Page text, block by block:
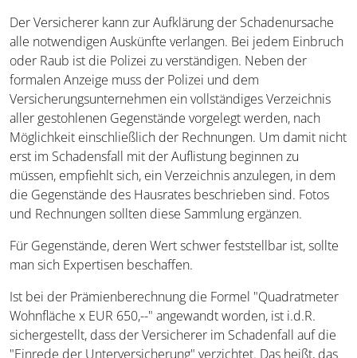
Der Versicherer kann zur Aufklärung der Schadenursache
alle notwendigen Auskünfte verlangen. Bei jedem Einbruch
oder Raub ist die Polizei zu verständigen. Neben der
formalen Anzeige muss der Polizei und dem
Versicherungsunternehmen ein vollständiges Verzeichnis
aller gestohlenen Gegenstände vorgelegt werden, nach
Möglichkeit einschließlich der Rechnungen. Um damit nicht
erst im Schadensfall mit der Auflistung beginnen zu
müssen, empfiehlt sich, ein Verzeichnis anzulegen, in dem
die Gegenstände des Hausrates beschrieben sind. Fotos
und Rechnungen sollten diese Sammlung ergänzen.
Für Gegenstände, deren Wert schwer feststellbar ist, sollte
man sich Expertisen beschaffen.
Ist bei der Prämienberechnung die Formel "Quadratmeter
Wohnfläche x EUR 650,--" angewandt worden, ist i.d.R.
sichergestellt, dass der Versicherer im Schadenfall auf die
"Einrede der Unterversicherung" verzichtet. Das heißt, das